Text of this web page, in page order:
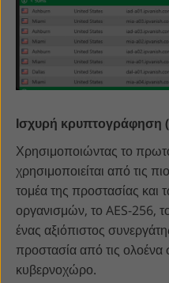
Ισχυρή κρυπτογράφηση
Χρησιμοποιώντας το
χρησιμοποιείται από τις
τομέα της προστασίας και
οργανισμών, το AES-256,
ένας αξιόπιστος
προστασία από τις ολοένα
κυβερνοχώρο.